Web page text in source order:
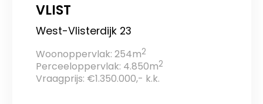
VLIST
West-Vlisterdijk 23
Woonoppervlak: 254m2
Perceeloppervlak: 4.850m2
Vraagprijs: €1.350.000,- k.k.